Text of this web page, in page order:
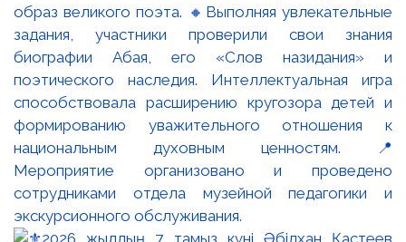
образ великого поэта. 🔸Выполняя увлекательные
задания, участники проверили свои знания
биографии Абая, его «Слов назидания» и
поэтического наследия. Интеллектуальная игра
способствовала расширению кругозора детей и
формированию уважительного отношения к
национальным духовным ценностям. 📍
Мероприятие организовано и проведено
сотрудниками отдела музейной педагогики и
экскурсионного обслуживания.